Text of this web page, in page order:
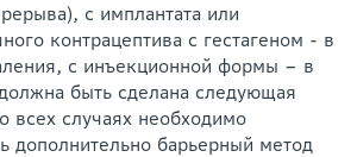
с имплантата или
контрацептива с гестагеном - в
с инъекционной формы – в
быть сделана следующая
всех случаях необходимо
дополнительно барьерный метод